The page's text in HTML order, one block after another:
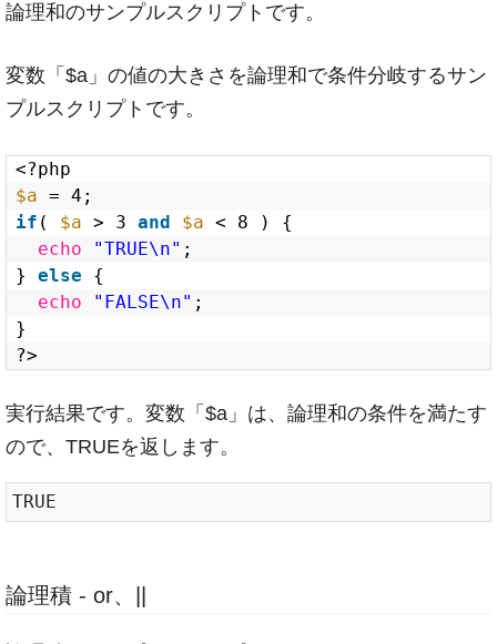
論理和のサンプルスクリプトです。
変数「$a」の値の大きさを論理和で条件分岐するサン
プルスクリプトです。
<?php
$a = 4;
if ( $a > 3 and $a < 8 ) {
echo
"TRUE\n" ;
} else
{
echo
"FALSE\n" ;
}
?>
実行結果です。変数「$a」は、論理和の条件を満たす
ので、TRUEを返します。
論理積 - or、||